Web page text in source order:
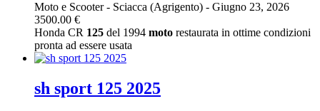
Moto e Scooter- Sciacca (Agrigento) - Giugno 23, 2026
3500.00 €
Honda CR 125 del 1994 moto restaurata in ottime condizioni
pronta ad essere usata
sh sport 125 2025